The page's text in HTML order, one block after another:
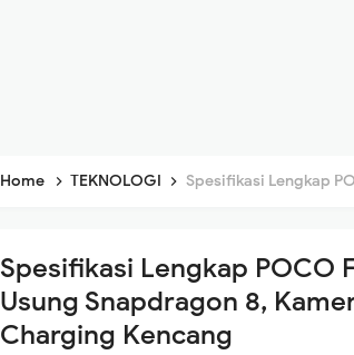
Home TEKNOLOGI Spesifikasi Lengkap POCO F7 Ultra & F7
Spesifikasi Lengkap POCO
Usung Snapdragon 8,
Charging Kencang